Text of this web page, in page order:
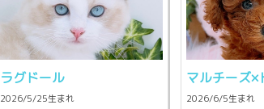
ラグドール
2026/5/25生まれ
マルチーズ×
2026/6/5生まれ